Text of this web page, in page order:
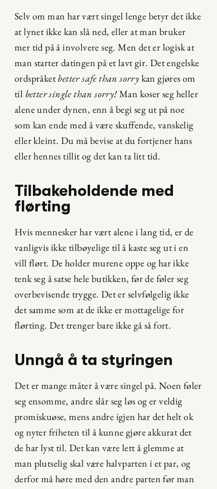
Selv om man har vært singel lenge betyr det ikke
at lynet ikke kan slå ned, eller at man bruker
mer tid på å involvere seg. Men det er logisk at
man starter datingen på et lavt gir. Det engelske
ordspråket better safe than sorry kan gjøres om
til better single than sorry! Man koser seg heller
alene under dynen, enn å begi seg ut på noe
som kan ende med å være skuffende, vanskelig
eller kleint. Du må bevise at du fortjener hans
eller hennes tillit og det kan ta litt tid.
Tilbakeholdende med
flørting
Hvis mennesker har vært alene i lang tid, er de
vanligvis ikke tilbøyelige til å kaste seg ut i en
vill flørt. De holder murene oppe og har ikke
tenk seg å satse hele butikken, før de føler seg
overbevisende trygge. Det er selvfølgelig ikke
det samme som at de ikke er mottagelige for
flørting. Det trenger bare ikke gå så fort.
Unngå å ta styringen
Det er mange måter å være singel på. Noen føler
seg ensomme, andre slår seg løs og er veldig
promiskuøse, mens andre igjen har det helt ok
og nyter friheten til å kunne gjøre akkurat det
de har lyst til. Det kan være lett å glemme at
man plutselig skal være halvparten i et par, og
derfor må høre med den andre parten før man